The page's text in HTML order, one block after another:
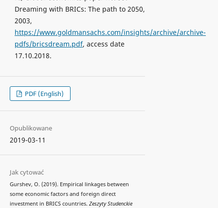
Dreaming with BRICs: The path to 2050,
2003,
https://www.goldmansachs.com/insights/archive/archive-
pdfs/bricsdream.pdf, access date
17.10.2018.
PDF (English)
Opublikowane
2019-03-11
Jak cytować
Gurshev, O. (2019). Empirical linkages between
some economic factors and foreign direct
investment in BRICS countries. Zeszyty Studenckie